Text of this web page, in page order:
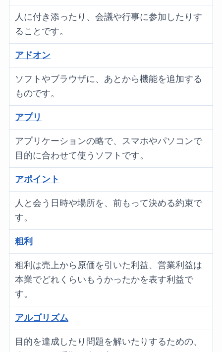
人に付き添ったり、会議や行事に参加したりす
ることです。
アドオン
ソフトやブラウザに、あとから機能を追加する
ものです。
アプリ
アプリケーションの略で、スマホやパソコンで
目的に合わせて使うソフトです。
アポイント
人と会う日時や場所を、前もって決める約束で
す。
粗利
粗利は売上から原価を引いた利益、営業利益は
本業でどれくらいもうかったかを表す利益で
す。
アルゴリズム
目的を達成したり問題を解いたりするための、